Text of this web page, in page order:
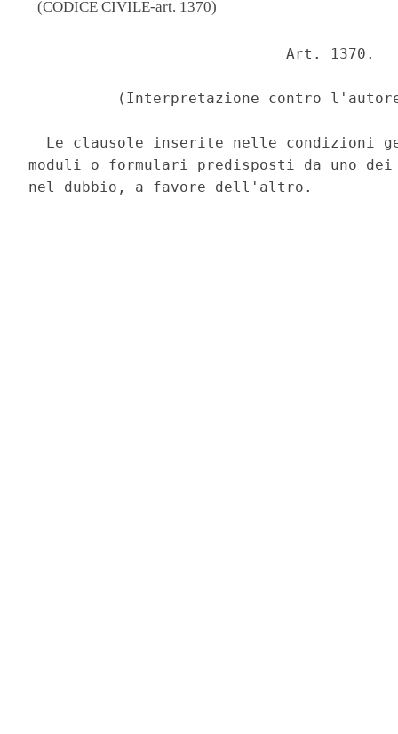
(CODICE CIVILE-art. 1370)
                             Art. 1370.
(Interpretazione contro
Le clausole inserite nelle condizioni
moduli o formulari predisposti da uno
nel dubbio, a favore dell'altro.